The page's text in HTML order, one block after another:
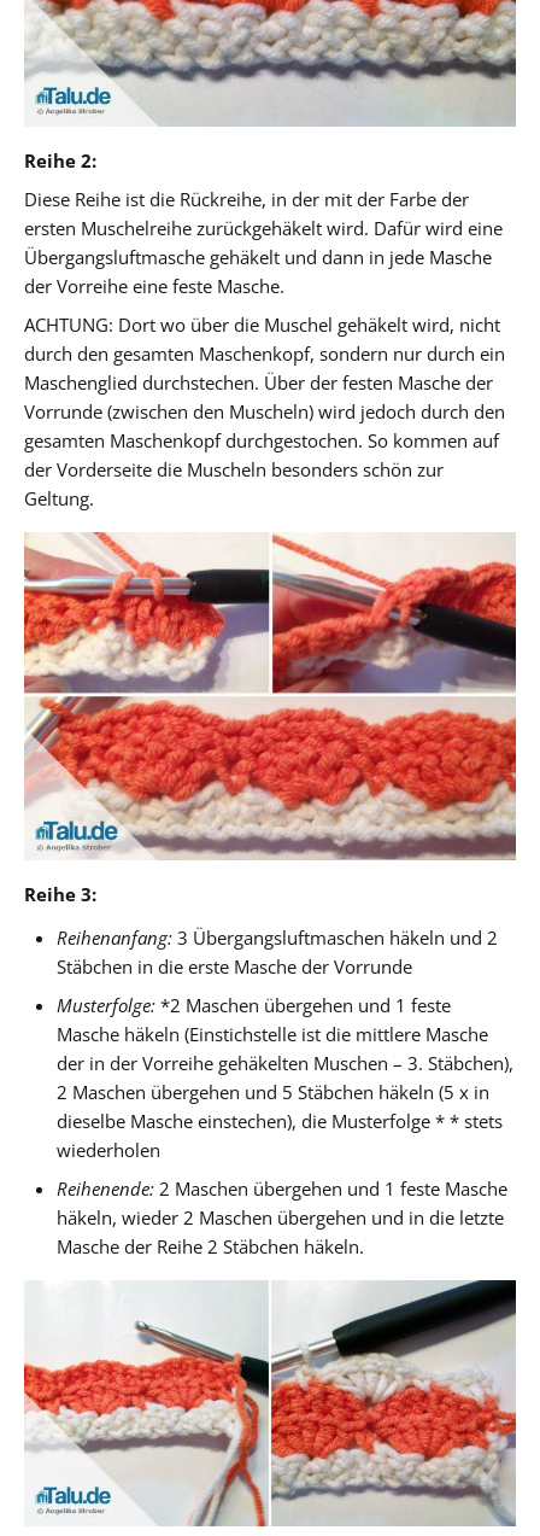
Reihe 2:
Diese Reihe ist die Rückreihe, in der mit der Farbe der
ersten Muschelreihe zurückgehäkelt wird. Dafür wird eine
Übergangsluftmasche gehäkelt und dann in jede Masche
der Vorreihe eine feste Masche.
ACHTUNG: Dort wo über die Muschel gehäkelt wird, nicht
durch den gesamten Maschenkopf, sondern nur durch ein
Maschenglied durchstechen. Über der festen Masche der
Vorrunde (zwischen den Muscheln) wird jedoch durch den
gesamten Maschenkopf durchgestochen. So kommen auf
der Vorderseite die Muscheln besonders schön zur
Geltung.
Reihe 3:
Reihenanfang: 3 Übergangsluftmaschen häkeln und 2
Stäbchen in die erste Masche der Vorrunde
Musterfolge: *2 Maschen übergehen und 1 feste
Masche häkeln (Einstichstelle ist die mittlere Masche
der in der Vorreihe gehäkelten Muschen – 3. Stäbchen),
2 Maschen übergehen und 5 Stäbchen häkeln (5 x in
dieselbe Masche einstechen), die Musterfolge * * stets
wiederholen
Reihenende: 2 Maschen übergehen und 1 feste Masche
häkeln, wieder 2 Maschen übergehen und in die letzte
Masche der Reihe 2 Stäbchen häkeln.